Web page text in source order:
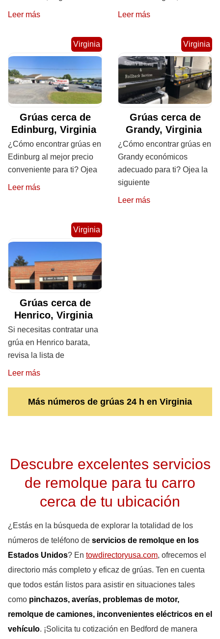
Leer más Leer más
Virginia
Grúas cerca de
Edinburg, Virginia
¿Cómo encontrar grúas en
Edinburg al mejor precio
conveniente para ti? Ojea
Leer más
Virginia
Grúas cerca de
Grandy, Virginia
¿Cómo encontrar grúas en
Grandy económicos
adecuado para ti? Ojea la
siguiente
Leer más
Virginia
Grúas cerca de
Henrico, Virginia
Si necesitas contratar una
grúa en Henrico barata,
revisa la lista de
Leer más
Más números de grúas 24 h en Virginia
Descubre excelentes servicios
de remolque para tu carro
cerca de tu ubicación
¿Estás en la búsqueda de explorar la totalidad de los
números de teléfono de servicios de remolque en los
Estados Unidos? En towdirectoryusa.com, ofrecemos el
directorio más completo y eficaz de grúas. Ten en cuenta
que todos están listos para asistir en situaciones tales
como pinchazos, averías, problemas de motor,
remolque de camiones, inconvenientes eléctricos en el
vehículo. ¡Solicita tu cotización en Bedford de manera